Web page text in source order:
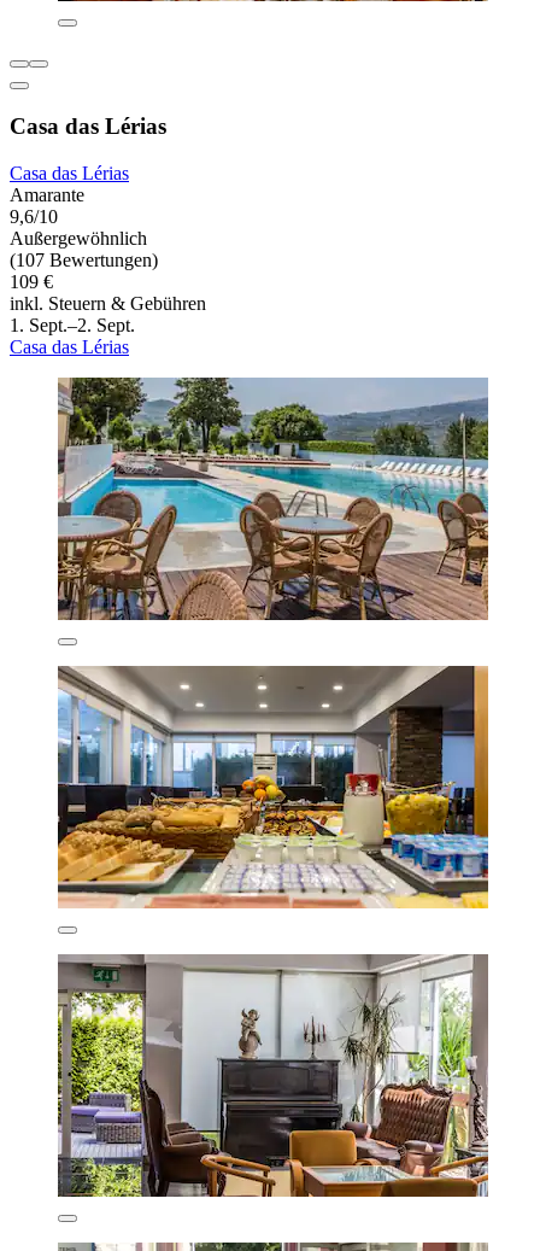
Casa das Lérias
Casa das Lérias
Amarante
9,6/10
Außergewöhnlich
(107 Bewertungen)
109 €
inkl. Steuern & Gebühren
1. Sept.–2. Sept.
Casa das Lérias